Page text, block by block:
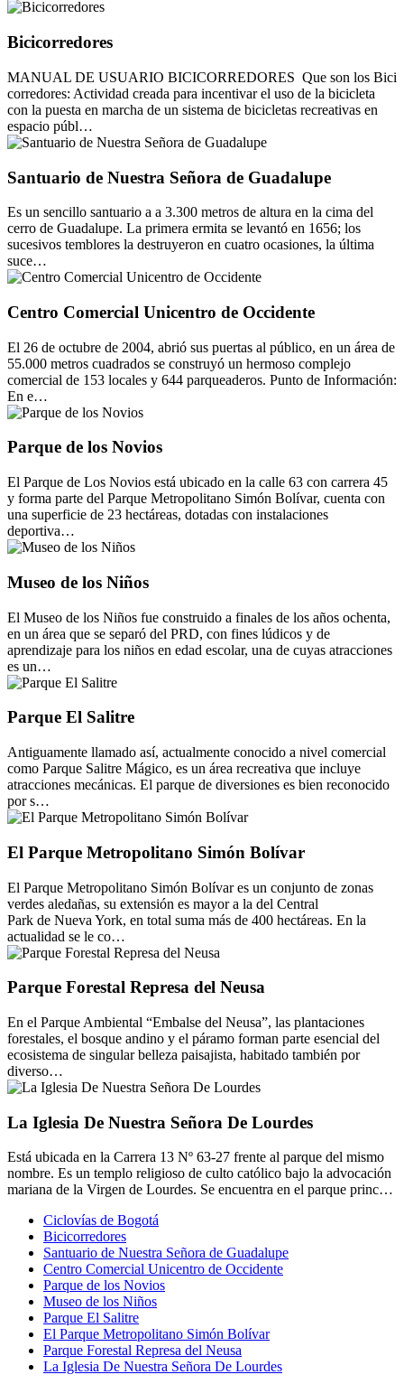
Bicicorredores
MANUAL DE USUARIO BICICORREDORES Que son los Bici
corredores: Actividad creada para incentivar el uso de la bicicleta
con la puesta en marcha de un sistema de bicicletas recreativas en
espacio públ…
Santuario de Nuestra Señora de Guadalupe
Es un sencillo santuario a a 3.300 metros de altura en la cima del
cerro de Guadalupe. La primera ermita se levantó en 1656; los
sucesivos temblores la destruyeron en cuatro ocasiones, la última
suce…
Centro Comercial Unicentro de Occidente
El 26 de octubre de 2004, abrió sus puertas al público, en un área de
55.000 metros cuadrados se construyó un hermoso complejo
comercial de 153 locales y 644 parqueaderos. Punto de Información:
En e…
Parque de los Novios
El Parque de Los Novios está ubicado en la calle 63 con carrera 45
y forma parte del Parque Metropolitano Simón Bolívar, cuenta con
una superficie de 23 hectáreas, dotadas con instalaciones
deportiva…
Museo de los Niños
El Museo de los Niños fue construido a finales de los años ochenta,
en un área que se separó del PRD, con fines lúdicos y de
aprendizaje para los niños en edad escolar, una de cuyas atracciones
es un…
Parque El Salitre
Antiguamente llamado así, actualmente conocido a nivel comercial
como Parque Salitre Mágico, es un área recreativa que incluye
atracciones mecánicas. El parque de diversiones es bien reconocido
por s…
El Parque Metropolitano Simón Bolívar
El Parque Metropolitano Simón Bolívar es un conjunto de zonas
verdes aledañas, su extensión es mayor a la del Central
Park de Nueva York, en total suma más de 400 hectáreas. En la
actualidad se le co…
Parque Forestal Represa del Neusa
En el Parque Ambiental “Embalse del Neusa”, las plantaciones
forestales, el bosque andino y el páramo forman parte esencial del
ecosistema de singular belleza paisajista, habitado también por
diverso…
La Iglesia De Nuestra Señora De Lourdes
Está ubicada en la Carrera 13 Nº 63-27 frente al parque del mismo
nombre. Es un templo religioso de culto católico bajo la advocación
mariana de la Virgen de Lourdes. Se encuentra en el parque princ…
Ciclovías de Bogotá
Bicicorredores
Santuario de Nuestra Señora de Guadalupe
Centro Comercial Unicentro de Occidente
Parque de los Novios
Museo de los Niños
Parque El Salitre
El Parque Metropolitano Simón Bolívar
Parque Forestal Represa del Neusa
La Iglesia De Nuestra Señora De Lourdes